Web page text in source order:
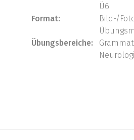
Ü6
Format:
Bild-/
Übungsbereiche: